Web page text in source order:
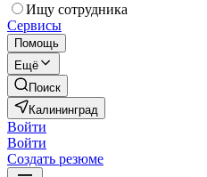
Ищу сотрудника
Сервисы
Помощь
Ещё
Поиск
Калининград
Войти
Войти
Создать резюме